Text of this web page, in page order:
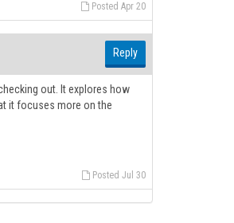
Posted Apr 20
Reply
out. It explores how
it focuses more on the
Posted Jul 30